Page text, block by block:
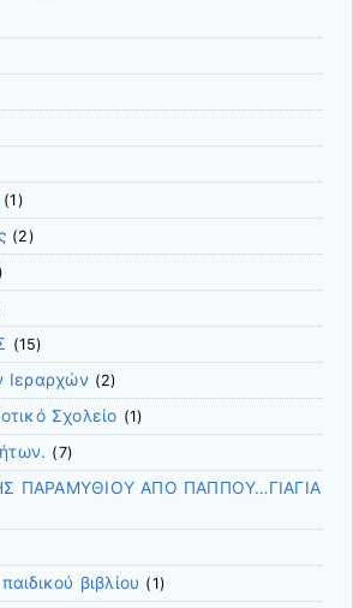
(1)
(2)
(15)
Ιεραρχών(2)
Σχολείο (1)
(7)
ΠΑΡΑΜΥΘΙΟΥ ΑΠΟ ΠΑΠΠΟΥ…ΓΙΑΓΙΑ
βιβλίου (1)